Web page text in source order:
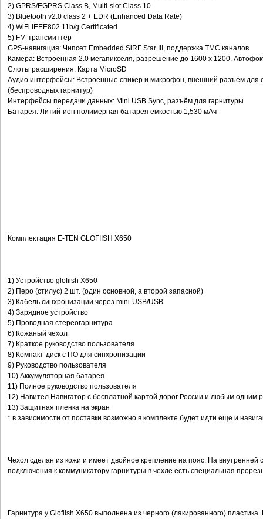
2) GPRS/EGPRS Class B, Multi-slot Class 10
3) Bluetooth v2.0 class 2 + EDR (Enhanced Data Rate)
4) WiFi IEEE802.11b/g Certificated
5) FM-трансмиттер
GPS-навигация: Чипсет Embedded SiRF Star III, поддержка TMC каналов
Камера: Встроенная 2.0 мегапикселя, разрешение до 1600 x 1200.
Слоты расширения: Карта MicroSD
Аудио интерфейсы: Встроенные спикер и микрофон, внешний разъём для
(беспроводных гарнитур)
Интерфейсы передачи данных: Mini USB Sync, разъём для гарнитуры
Батарея: Литий-ион полимерная батарея емкостью 1,530 мАч
Комплектация E-TEN GLOFIISH X650
1) Устройство glofiish X650
2) Перо (стилус) 2 шт. (один основной, а второй запасной)
3) Кабель синхронизации через mini-USB/USB
4) Зарядное устройство
5) Проводная стереогарнитура
6) Кожаный чехол
7) Краткое руководство пользователя
8) Компакт-диск с ПО для синхронизации
9) Руководство пользователя
10) Аккумуляторная батарея
11) Полное руководство пользователя
12) Навител Навигатор с бесплатной картой дорог России и любым одним
13) Защитная пленка на экран
* в зависимости от поставки возможно в комплекте будет идти еще и
Чехол сделан из кожи и имеет двойное крепление на пояс. На внутренней
подключения к коммуникатору гарнитуры в чехле есть специальная
Гарнитура у Glofiish X650 выполнена из черного (лакированного)